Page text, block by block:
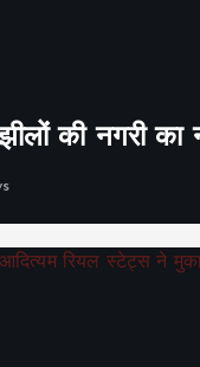
की नगरी